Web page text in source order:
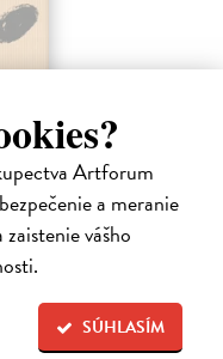
Artforum
a meranie
vášho
SÚHLASÍM
Milana Kundery
Anny
v českém jazyce se